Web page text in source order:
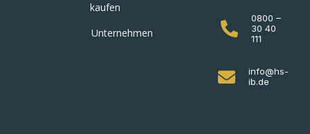
kaufen
Unternehmen
0800 –
30 40
111
info@hs-
ib.de